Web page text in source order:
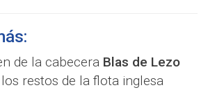
de la cabecera Blas de Lezo
restos de la flota inglesa